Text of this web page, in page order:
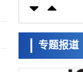
大阪大学开发
【AI法上篇】如
感——中央大学
科学研究
专题报道